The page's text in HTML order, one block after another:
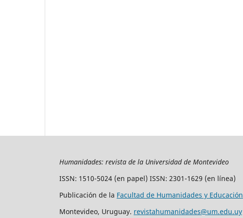
Humanidades: revista de la Universidad de Montevideo
ISSN: 1510-5024 (en papel) ISSN: 2301-1629 (en línea)
Publicación de la Facultad de Humanidades y Educación
Montevideo, Uruguay. revistahumanidades@um.edu.uy